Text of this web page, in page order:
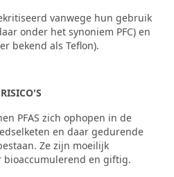
vanwege hun gebruik
onder het synoniem PFC) en
bekend als Teflon).
PFAS zich ophopen in de
en daar gedurende
Ze zijn moeilijk
bioaccumulerend en giftig.